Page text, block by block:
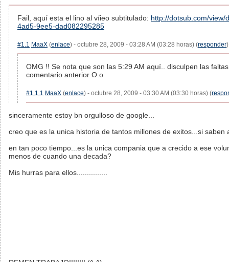
Fail, aquí esta el lino al víieo subtitulado: http://dotsub.com/view/
4ad5-9ee5-dad082295285
#1.1 MaaX (enlace) - octubre 28, 2009 - 03:28 AM (03:28 horas) (responder)
OMG !! Se nota que son las 5:29 AM aquí.. disculpen las
comentario anterior O.o
#1.1.1 MaaX (enlace) - octubre 28, 2009 - 03:30 AM (03:30 horas) (
sinceramente estoy bn orgulloso de google...
creo que es la unica historia de tantos millones de exitos...si saben
en tan poco tiempo...es la unica compania que a crecido a ese
menos de cuando una decada?
Mis hurras para ellos...............